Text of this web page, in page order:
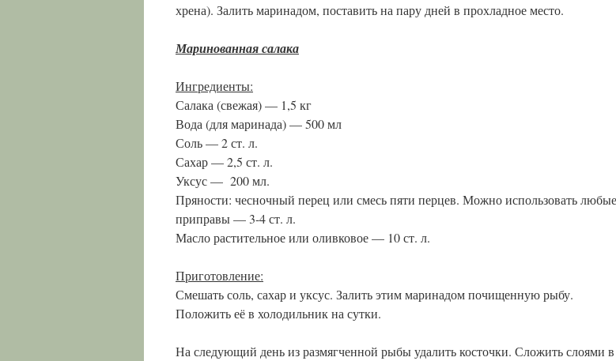
хрена). Залить маринадом, поставить на пару дней в прохладное место.
Маринованная салака
Ингредиенты:
Салака (свежая) — 1,5 кг
Вода (для маринада) — 500 мл
Соль — 2 ст. л.
Сахар — 2,5 ст. л.
Уксус — 200 мл.
Пряности: чесночный перец или смесь пяти перцев. Можно использовать
приправы — 3-4 ст. л.
Масло растительное или оливковое — 10 ст. л.
Приготовление:
Смешать соль, сахар и уксус. Залить этим маринадом почищенную рыбу.
Положить её в холодильник на сутки.
На следующий день из размягченной рыбы удалить косточки. Сложить слоями в